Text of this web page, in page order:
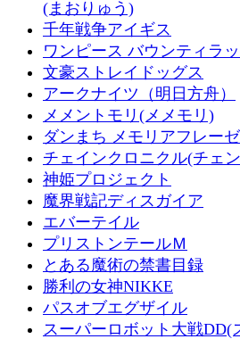
(まおりゅう)
千年戦争アイギス
ワンピース バウンティラ
文豪ストレイドッグス
アークナイツ（明日方舟）
メメントモリ(メメモリ)
ダンまち メモリアフレー
チェインクロニクル(チェ
神姫プロジェクト
魔界戦記ディスガイア
エバーテイル
プリストンテールＭ
とある魔術の禁書目録
勝利の女神NIKKE
パスオブエグザイル
スーパーロボット大戦DD(